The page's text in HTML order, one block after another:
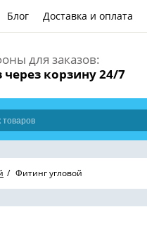
Блог Доставка и оплата
для заказов:
через корзину 24/7
Фитинг угловой